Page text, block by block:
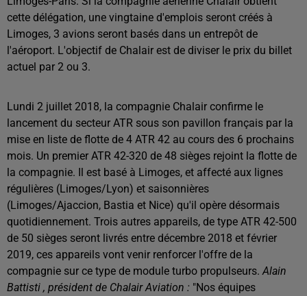
cette délégation, une vingtaine d'emplois seront créés à
Limoges, 3 avions seront basés dans un entrepôt de
l'aéroport. L'objectif de Chalair est de diviser le prix du billet
actuel par 2 ou 3.
Lundi 2 juillet 2018, la compagnie Chalair confirme le
lancement du secteur ATR sous son pavillon français par la
mise en liste de flotte de 4 ATR 42 au cours des 6 prochains
mois. Un premier ATR 42-320 de 48 sièges rejoint la flotte de
la compagnie. Il est basé à Limoges, et affecté aux lignes
régulières (Limoges/Lyon) et saisonnières
(Limoges/Ajaccion, Bastia et Nice) qu'il opère désormais
quotidiennement. Trois autres appareils, de type ATR 42-500
de 50 sièges seront livrés entre décembre 2018 et février
2019, ces appareils vont venir renforcer l'offre de la
compagnie sur ce type de module turbo propulseurs.Alain
Battisti , président de Chalair Aviation : "Nos équipes